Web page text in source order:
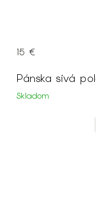
Pánska sivá
Skladom
15 €